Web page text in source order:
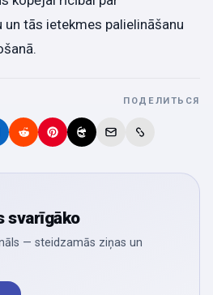
tās ietekmes palielināšanu
ПОДЕЛИТЬСЯ
svarīgāko
— steidzamās ziņas un